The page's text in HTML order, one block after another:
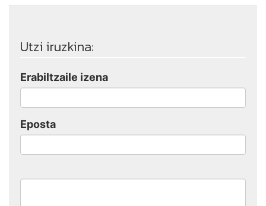
Utzi iruzkina:
Erabiltzaile izena
Eposta